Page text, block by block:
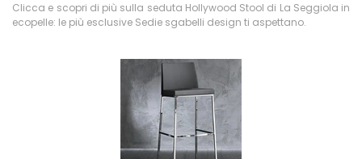
Clicca e scopri di più sulla seduta Hollywood Stool di La Seggiola in
ecopelle: le più esclusive Sedie sgabelli design ti aspettano.